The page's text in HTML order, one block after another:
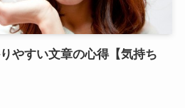
やすい文章の心得【気持ち